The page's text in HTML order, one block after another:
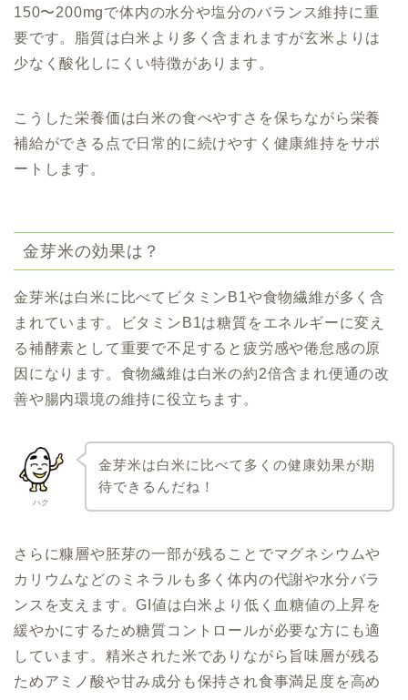
150〜200mgで体内の水分や塩分のバランス維持に重
要です。脂質は白米より多く含まれますが玄米よりは
少なく酸化しにくい特徴があります。
こうした栄養価は白米の食べやすさを保ちながら栄養
補給ができる点で日常的に続けやすく健康維持をサポ
ートします。
金芽米の効果は？
金芽米は白米に比べてビタミンB1や食物繊維が多く含
まれています。ビタミンB1は糖質をエネルギーに変え
る補酵素として重要で不足すると疲労感や倦怠感の原
因になります。食物繊維は白米の約2倍含まれ便通の改
善や腸内環境の維持に役立ちます。
ハク
金芽米は白米に比べて多くの健康効果が期
待できるんだね！
さらに糠層や胚芽の一部が残ることでマグネシウムや
カリウムなどのミネラルも多く体内の代謝や水分バラ
ンスを支えます。GI値は白米より低く血糖値の上昇を
緩やかにするため糖質コントロールが必要な方にも適
しています。精米された米でありながら旨味層が残る
ためアミノ酸や甘み成分も保持され食事満足度を高め